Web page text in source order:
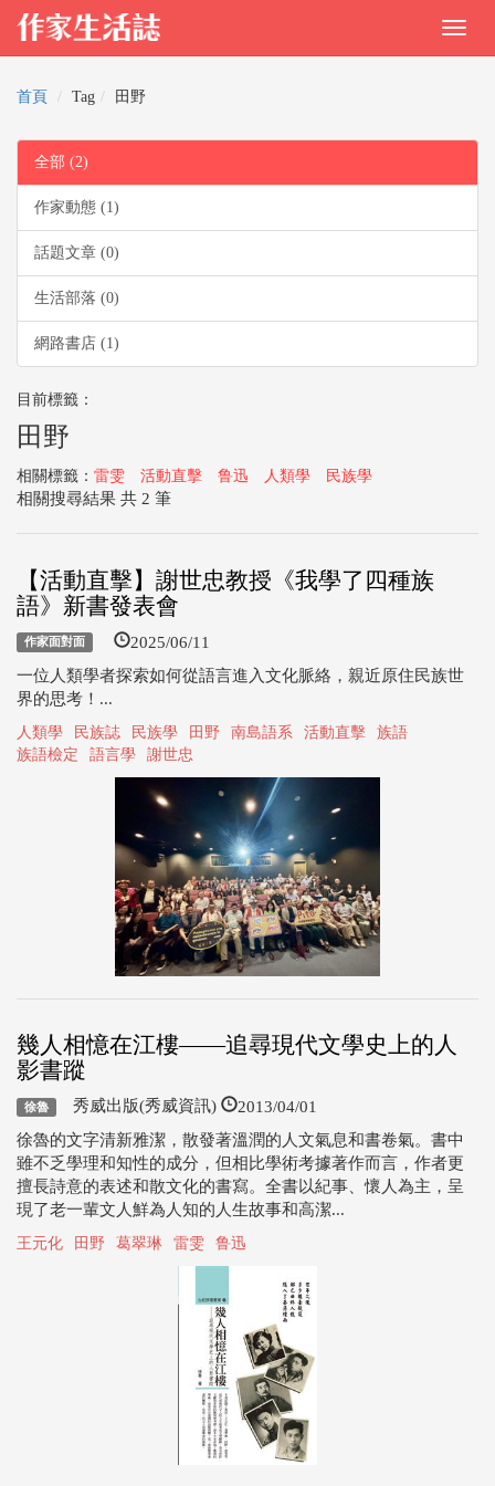
首頁 Tag 田野
全部 (2)
作家動態 (1)
話題文章 (0)
生活部落 (0)
網路書店 (1)
目前標籤：
田野
相關標籤： 雷雯 活動直擊 鲁迅 人類學 民族學
相關搜尋結果 共 2 筆
【活動直擊】謝世忠教授《我學了四種族
語》新書發表會
作家面對面 2025/06/11
一位人類學者探索如何從語言進入文化脈絡，親近原住民族世
界的思考！...
人類學 民族誌 民族學 田野 南島語系 活動直擊
族語
族語檢定
語言學 謝世忠
幾人相憶在江樓——追尋現代文學史上的人
影書蹤
徐魯 秀威出版(秀威資訊) 2013/04/01
徐魯的文字清新雅潔，散發著溫潤的人文氣息和書卷氣。書中
雖不乏學理和知性的成分，但相比學術考據著作而言，作者更
擅長詩意的表述和散文化的書寫。全書以紀事、懷人為主，呈
現了老一輩文人鮮為人知的人生故事和高潔...
王元化 田野 葛翠琳 雷雯 鲁迅